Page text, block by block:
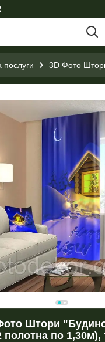
послуги 3D Фото
Штори
полотна по 1,30м),